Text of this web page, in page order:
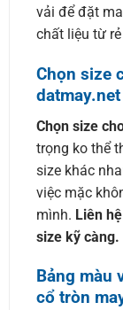
vải để đặt
chất liệu từ
Chọn size
datmay.net
Chọn size
trọng ko thể
size khác
việc mặc
mình. Liên
size kỹ càng.
Bảng màu
cổ tròn